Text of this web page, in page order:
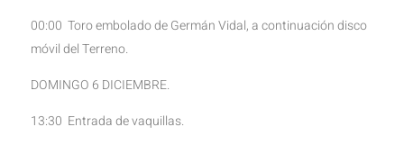
00:00 Toro embolado de Germán Vidal, a continuación disco
móvil del Terreno.
DOMINGO 6 DICIEMBRE.
13:30 Entrada de vaquillas.